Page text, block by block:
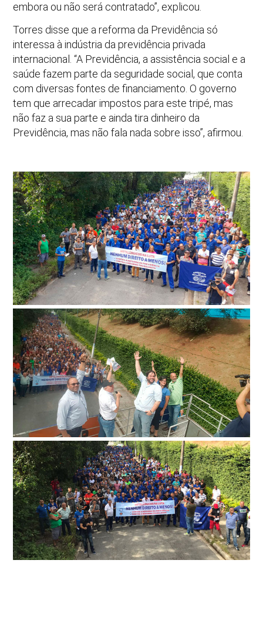
embora ou não será contratado”, explicou.
Torres disse que a reforma da Previdência só
interessa à indústria da previdência privada
internacional. “A Previdência, a assistência social e a
saúde fazem parte da seguridade social, que conta
com diversas fontes de financiamento. O governo
tem que arrecadar impostos para este tripé, mas
não faz a sua parte e ainda tira dinheiro da
Previdência, mas não fala nada sobre isso”, afirmou.